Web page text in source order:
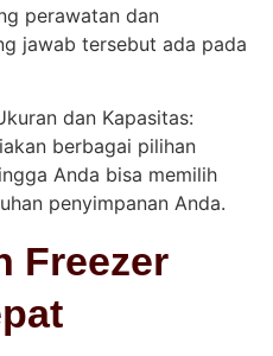
perawatan dan
jawab tersebut ada pada
dan Kapasitas:
berbagai pilihan
Anda bisa memilih
penyimpanan Anda.
Freezer